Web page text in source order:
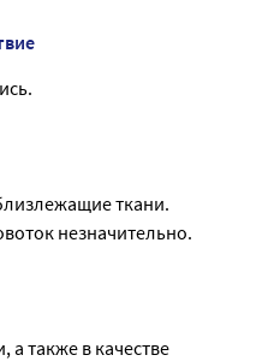
ткани.
незначительно.
также в качестве